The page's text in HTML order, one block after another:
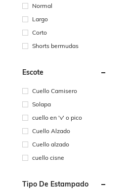
Normal
Largo
Corto
Shorts bermudas
Escote
Cuello Camisero
Solapa
cuello en 'v' o pico
Cuello Alzado
Cuello alzado
cuello cisne
Tipo De Estampado